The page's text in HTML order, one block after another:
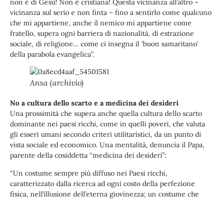
non è di Gesù! Non è cristiana! Questa vicinanza all’altro –
vicinanza sul serio e non finta – fino a sentirlo come qualcuno
che mi appartiene, anche il nemico mi appartiene come
fratello, supera ogni barriera di nazionalità, di estrazione
sociale, di religione… come ci insegna il ‘buon samaritano’
della parabola evangelica”.
Ansa (archivio)
No a cultura dello scarto e a medicina dei desideri
Una prossimità che supera anche quella cultura dello scarto
dominante nei paesi ricchi, come in quelli poveri, che valuta
gli esseri umani secondo criteri utilitaristici, da un punto di
vista sociale ed economico. Una mentalità, denuncia il Papa,
parente della cosiddetta “medicina dei desideri”:
“Un costume sempre più diffuso nei Paesi ricchi,
caratterizzato dalla ricerca ad ogni costo della perfezione
fisica, nell’illusione dell’eterna giovinezza; un costume che